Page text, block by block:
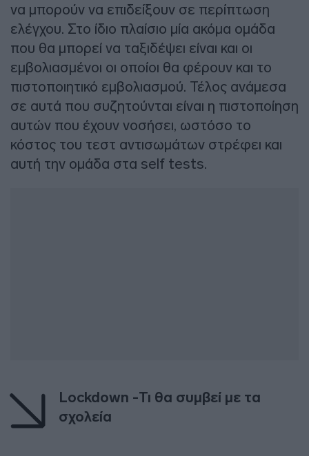
να μπορούν να επιδείξουν σε περίπτωση
ελέγχου. Στο ίδιο πλαίσιο μία ακόμα ομάδα
που θα μπορεί να ταξιδέψει είναι και οι
εμβολιασμένοι οι οποίοι θα φέρουν και το
πιστοποιητικό εμβολιασμού. Τέλος ανάμεσα
σε αυτά που συζητούνται είναι η πιστοποίηση
αυτών που έχουν νοσήσει, ωστόσο το
κόστος του τεστ αντισωμάτων στρέφει και
αυτή την ομάδα στα self tests.
Lockdown -Τι θα συμβεί με τα
σχολεία